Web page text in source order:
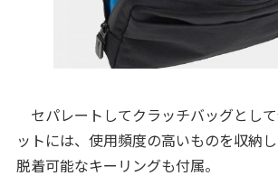
セパレートしてクラッチバッグとし
ットには、使用頻度の高いものを収納し
脱着可能なキーリングも付属。